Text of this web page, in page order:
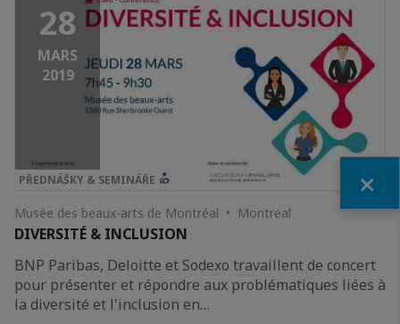
28
MARS
2019
PŘEDNÁŠKY & SEMINÁŘE
Musée des beaux-arts de Montréal • Montreal
DIVERSITÉ & INCLUSION
BNP Paribas, Deloitte et Sodexo travaillent de concert
pour présenter et répondre aux problématiques liées à
la diversité et l'inclusion en…